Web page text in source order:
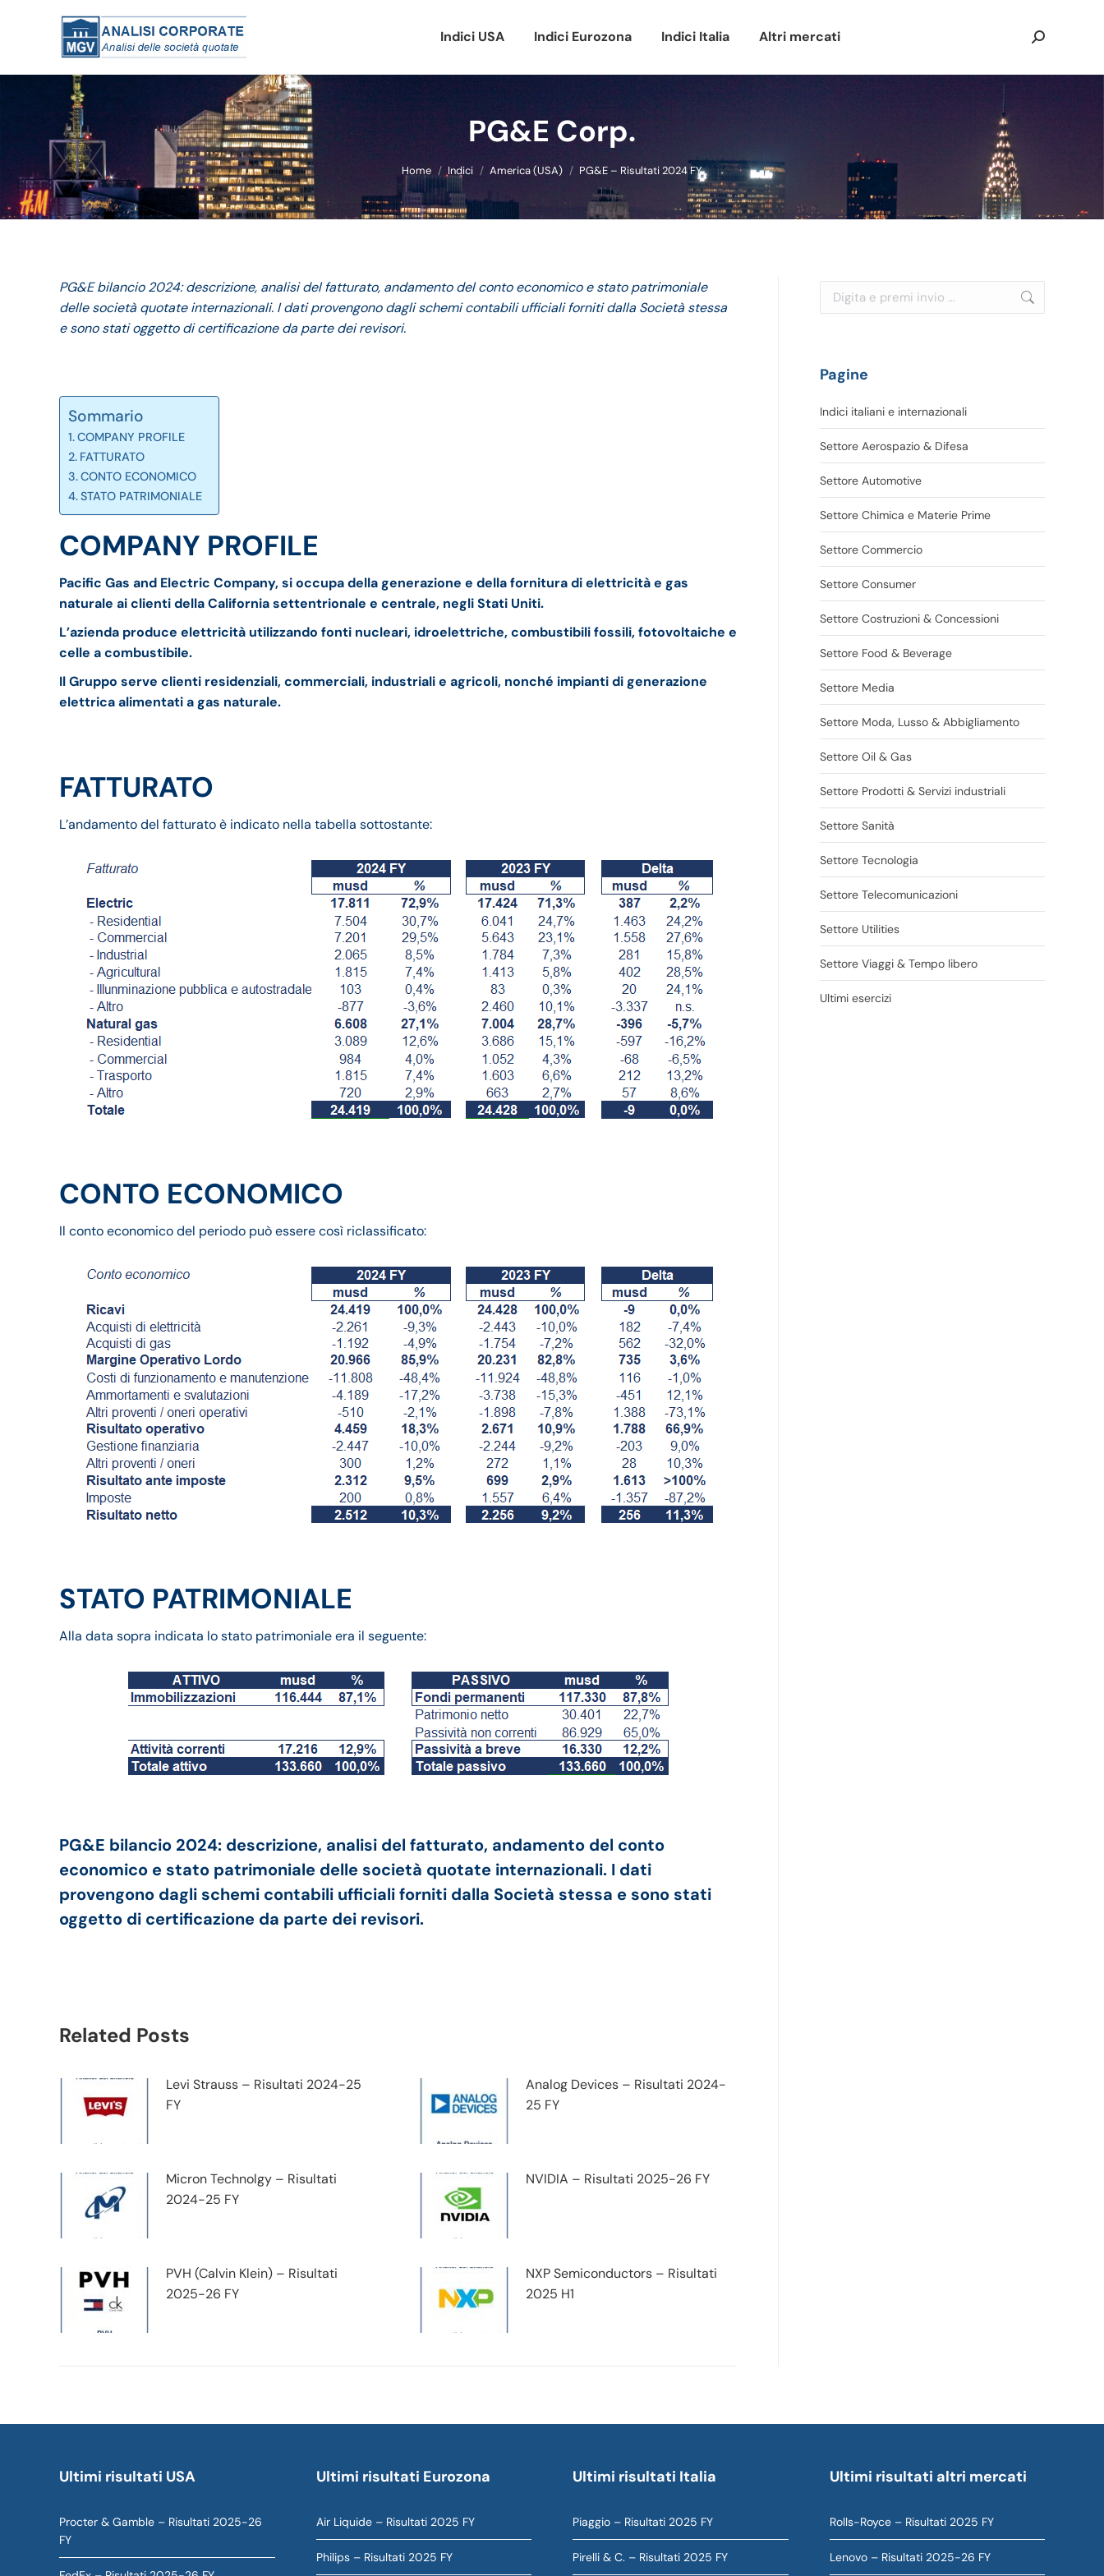
Indici USA Indici Eurozona Indici Italia Altri mercati Cerca:
PG&E Corp.
Tu sei qui:
Home Indici America (USA) PG&E – Risultati 2024 FY
PG&E bilancio 2024: descrizione, analisi del fatturato, andamento del conto economico e stato patrimoniale
delle società quotate internazionali. I dati provengono dagli schemi contabili ufficiali forniti dalla Società stessa
e sono stati oggetto di certificazione da parte dei revisori.
Sommario
COMPANY PROFILE
FATTURATO
CONTO ECONOMICO
STATO PATRIMONIALE
COMPANY PROFILE
Pacific Gas and Electric Company, si occupa della generazione e della fornitura di elettricità e gas
naturale ai clienti della California settentrionale e centrale, negli Stati Uniti.
L’azienda produce elettricità utilizzando fonti nucleari, idroelettriche, combustibili fossili, fotovoltaiche e
celle a combustibile.
Il Gruppo serve clienti residenziali, commerciali, industriali e agricoli, nonché impianti di generazione
elettrica alimentati a gas naturale.
FATTURATO
L’andamento del fatturato è indicato nella tabella sottostante:
CONTO ECONOMICO
Il conto economico del periodo può essere così riclassificato:
STATO PATRIMONIALE
Alla data sopra indicata lo stato patrimoniale era il seguente:
PG&E bilancio 2024: descrizione, analisi del fatturato, andamento del conto
economico e stato patrimoniale delle società quotate internazionali. I dati
provengono dagli schemi contabili ufficiali forniti dalla Società stessa e sono stati
oggetto di certificazione da parte dei revisori.
Related Posts
Levi Strauss – Risultati 2024-25
FY
Analog Devices – Risultati 2024-
25 FY
Micron Technolgy – Risultati
2024-25 FY
NVIDIA – Risultati 2025-26 FY
PVH (Calvin Klein) – Risultati
2025-26 FY
NXP Semiconductors – Risultati
2025 H1
Cerca:
Pagine
Indici italiani e internazionali
Settore Aerospazio & Difesa
Settore Automotive
Settore Chimica e Materie Prime
Settore Commercio
Settore Consumer
Settore Costruzioni & Concessioni
Settore Food & Beverage
Settore Media
Settore Moda, Lusso & Abbigliamento
Settore Oil & Gas
Settore Prodotti & Servizi industriali
Settore Sanità
Settore Tecnologia
Settore Telecomunicazioni
Settore Utilities
Settore Viaggi & Tempo libero
Ultimi esercizi
Ultimi risultati USA
Procter & Gamble – Risultati 2025-26
FY
Ultimi risultati Eurozona
Air Liquide – Risultati 2025 FY
Philips – Risultati 2025 FY
Ultimi risultati Italia
Piaggio – Risultati 2025 FY
Pirelli & C. – Risultati 2025 FY
Ultimi risultati altri mercati
Rolls-Royce – Risultati 2025 FY
Lenovo – Risultati 2025-26 FY